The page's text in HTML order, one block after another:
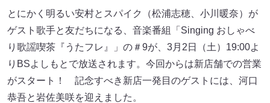
とにかく明るい安村とスパイク（松浦志穂、小川暖奈）が
ゲスト歌手と友だちになる、音楽番組「Singing おしゃべ
り歌謡喫茶『うたフレ』」の＃9が、3月2日（土）19:00よ
りBSよしもとで放送されます。今回からは新店舗での営業
がスタート！ 記念すべき新店一発目のゲストには、河口
恭吾と岩佐美咲を迎えました。